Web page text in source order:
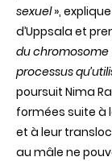
sexuel »,
d’Uppsala et
du chromosome
processus
poursuit Nima
formées suite à
et à leur
au mâle ne